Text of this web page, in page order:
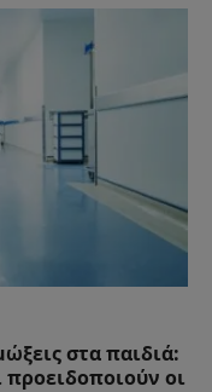
στα παιδιά:
προειδοποιούν οι